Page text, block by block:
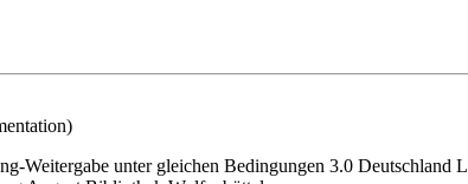
Weitergabe unter gleichen Bedingungen 3.0